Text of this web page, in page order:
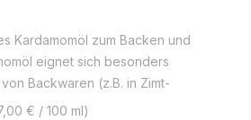
Kardamomöl zum Backen und
eignet sich besonders
Backwaren (z.B. in Zimt-
aber auch Currys,
€ / 100 ml)